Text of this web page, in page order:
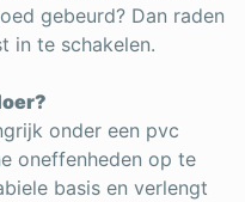
gebeurd? Dan raden
in te schakelen.
onder een pvc
oneffenheden op te
basis en verlengt